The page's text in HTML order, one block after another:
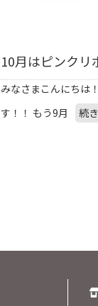
10月はピンクリ
みなさまこんにちは
す！！ もう9月
続